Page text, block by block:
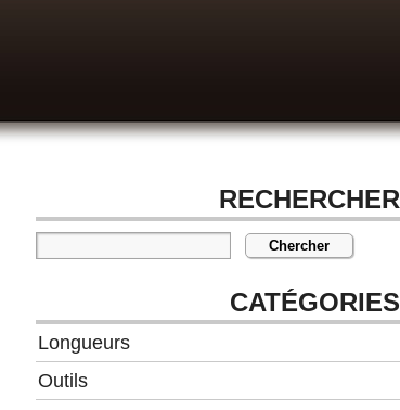
RECHERCHER
CATÉGORIES
Longueurs
Outils